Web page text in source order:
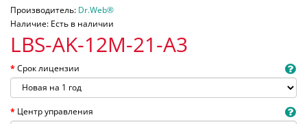
Производитель: Dr.Web®
Наличие: Есть в наличии
LBS-AK-12M-21-A3
Срок лицензии
Центр управления